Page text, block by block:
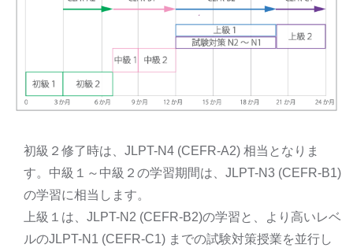
初級２修了時は、JLPT-N4 (CEFR-A2) 相当となりま
す。中級１～中級２の学習期間は、JLPT-N3 (CEFR-B1)
の学習に相当します。
上級１は、JLPT-N2 (CEFR-B2)の学習と、より高いレベ
ルのJLPT-N1 (CEFR-C1) までの試験対策授業を並行し